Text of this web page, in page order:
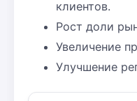
клиентов.
Рост доли
Увеличение
Улучшение